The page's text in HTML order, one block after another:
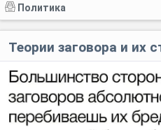
Политика
Теории заговора и их